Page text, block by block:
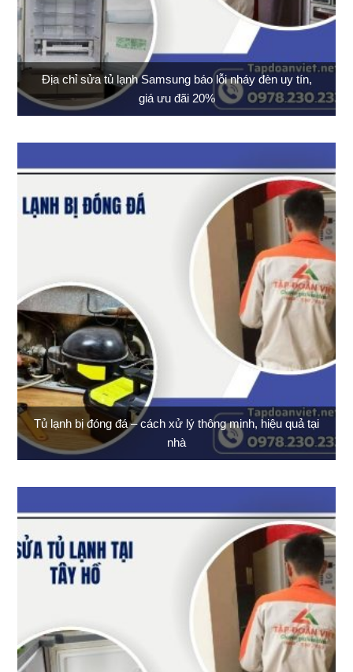
Địa chỉ sửa tủ lạnh Samsung báo lỗi nháy đèn uy tín,
giá ưu đãi 20%
Tủ lạnh bị đóng đá – cách xử lý thông minh, hiệu quả tại
nhà